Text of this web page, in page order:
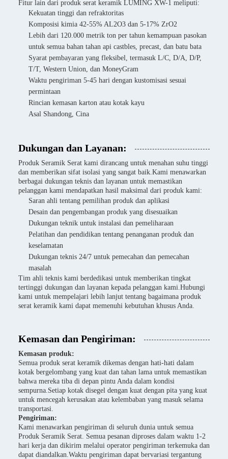
Fitur lain dari produk serat keramik LUMING XW-1 meliputi:
Kekuatan tinggi dan refraktoritas
Komposisi kimia 42-55% AL2O3 dan 5-17% ZrO2
Lebih dari 120.000 metrik ton per tahun kemampuan pasokan
untuk semua bahan tahan api castbles, precast, dan batu bata
Syarat pembayaran yang fleksibel, termasuk L/C, D/A, D/P,
T/T, Western Union, dan MoneyGram
Waktu pengiriman 5-45 hari dengan kustomisasi sesuai
permintaan
Rincian kemasan karton atau kotak kayu
Asal Shandong, Cina
Dukungan dan Layanan:
Produk Seramik Serat kami dirancang untuk menahan suhu tinggi
dan memberikan sifat isolasi yang sangat baik.Kami menawarkan
berbagai dukungan teknis dan layanan untuk memastikan
pelanggan kami mendapatkan hasil maksimal dari produk kami:
Saran ahli tentang pemilihan produk dan aplikasi
Desain dan pengembangan produk yang disesuaikan
Dukungan teknik untuk instalasi dan pemeliharaan
Pelatihan dan pendidikan tentang penanganan produk dan
keselamatan
Dukungan teknis 24/7 untuk pemecahan dan pemecahan
masalah
Tim ahli teknis kami berdedikasi untuk memberikan tingkat
tertinggi dukungan dan layanan kepada pelanggan kami.Hubungi
kami untuk mempelajari lebih lanjut tentang bagaimana produk
serat keramik kami dapat memenuhi kebutuhan khusus Anda.
Kemasan dan Pengiriman:
Kemasan produk:
Semua produk serat keramik dikemas dengan hati-hati dalam
kotak bergelombang yang kuat dan tahan lama untuk memastikan
bahwa mereka tiba di depan pintu Anda dalam kondisi
sempurna.Setiap kotak disegel dengan kuat dengan pita yang kuat
untuk mencegah kerusakan atau kelembaban yang masuk selama
transportasi.
Pengiriman:
Kami menawarkan pengiriman di seluruh dunia untuk semua
Produk Seramik Serat. Semua pesanan diproses dalam waktu 1-2
hari kerja dan dikirim melalui operator pengiriman terkemuka dan
dapat diandalkan.Waktu pengiriman dapat bervariasi tergantung